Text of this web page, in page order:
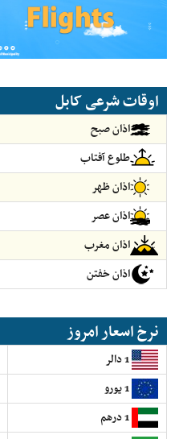
اوقات شرعی کابل
اذان صبح
طلوع آفتاب
اذان ظهر
اذان عصر
اذان مغرب
اذان خفتن
نرخ اسعار امروز